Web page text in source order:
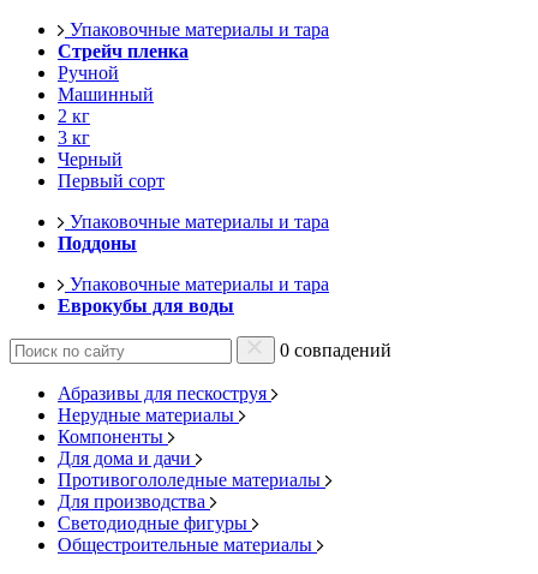
Упаковочные материалы и тара
Стрейч пленка
Ручной
Машинный
2 кг
3 кг
Черный
Первый сорт
Упаковочные материалы и тара
Поддоны
Упаковочные материалы и тара
Еврокубы для воды
0 совпадений
Абразивы для пескоструя
Нерудные материалы
Компоненты
Для дома и дачи
Противогололедные материалы
Для производства
Светодиодные фигуры
Общестроительные материалы